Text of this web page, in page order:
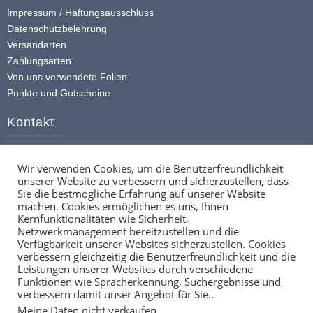
Optionen
können
auf
der
Produktseite
gewählt
werden
Impressum / Haftungsausschluss
Datenschutzbelehrung
Versandarten
Zahlungsarten
Von uns verwendete Folien
Punkte und Gutscheine
Kontakt
info@ttstickerz.de
Kontaktformular
Social
Wir verwenden Cookies, um die Benutzerfreundlichkeit
unserer Website zu verbessern und sicherzustellen, dass
Sie die bestmögliche Erfahrung auf unserer Website
machen. Cookies ermöglichen es uns, Ihnen
Kernfunktionalitäten wie Sicherheit,
Netzwerkmanagement bereitzustellen und die
Verfügbarkeit unserer Websites sicherzustellen. Cookies
verbessern gleichzeitig die Benutzerfreundlichkeit und die
Leistungen unserer Websites durch verschiedene
Funktionen wie Spracherkennung, Suchergebnisse und
verbessern damit unser Angebot für Sie..
Meine Daten nicht verkaufen